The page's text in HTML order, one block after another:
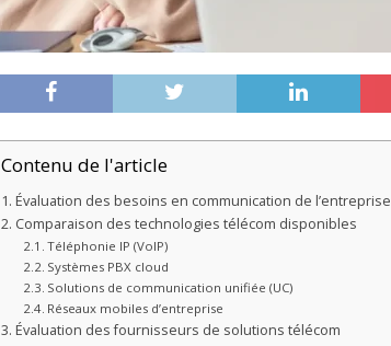
Contenu de l'article
Évaluation des besoins en communication de l’entreprise
Comparaison des technologies télécom disponibles
Téléphonie IP (VoIP)
Systèmes PBX cloud
Solutions de communication unifiée (UC)
Réseaux mobiles d’entreprise
Évaluation des fournisseurs de solutions télécom